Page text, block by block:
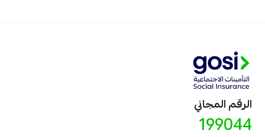
الرقم المجاني
199044